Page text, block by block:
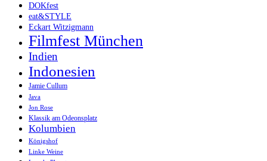
DOKfest
eat&STYLE
Eckart Witzigmann
Filmfest München
Indien
Indonesien
Jamie Cullum
Java
Jon Rose
Klassik am Odeonsplatz
Kolumbien
Königshof
Linke Weine